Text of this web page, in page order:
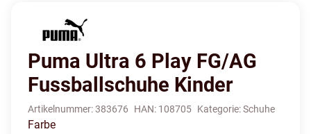
Puma Ultra 6 Play FG/AG
Fussballschuhe Kinder
Artikelnummer:383676 HAN: 108705 Kategorie:Schuhe
Farbe